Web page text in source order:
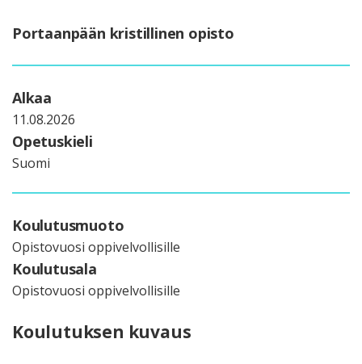
Portaanpään kristillinen opisto
Alkaa
11.08.2026
Opetuskieli
Suomi
Koulutusmuoto
Opistovuosi oppivelvollisille
Koulutusala
Opistovuosi oppivelvollisille
Koulutuksen kuvaus